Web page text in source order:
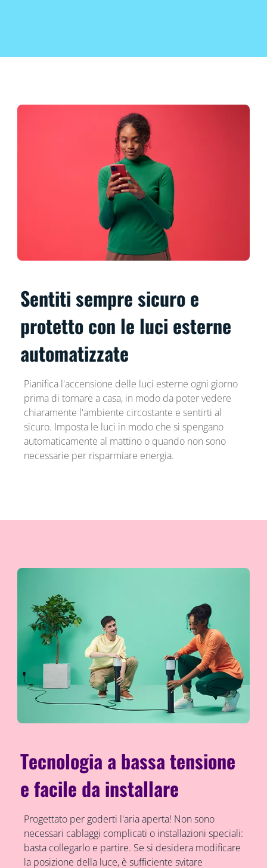
Sentiti sempre sicuro e
protetto con le luci esterne
automatizzate
Pianifica l'accensione delle luci esterne ogni giorno
prima di tornare a casa, in modo da poter vedere
chiaramente l'ambiente circostante e sentirti al
sicuro. Imposta le luci in modo che si spengano
automaticamente al mattino o quando non sono
necessarie per risparmiare energia.
Tecnologia a bassa tensione
e facile da installare
Progettato per goderti l'aria aperta! Non sono
necessari cablaggi complicati o installazioni speciali:
basta collegarlo e partire. Se si desidera modificare
la posizione della luce, è sufficiente svitare